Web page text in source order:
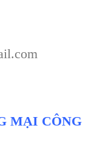
MẠI CÔNG